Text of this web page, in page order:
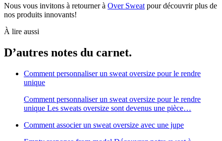
Nous vous invitons à retourner à Over Sweat pour découvrir plus de
nos produits innovants!
À lire aussi
D’autres notes du carnet.
Comment personnaliser un sweat oversize pour le rendre
unique
Comment personnaliser un sweat oversize pour le rendre
unique Les sweats oversize sont devenus une pièce…
Comment associer un sweat oversize avec une jupe